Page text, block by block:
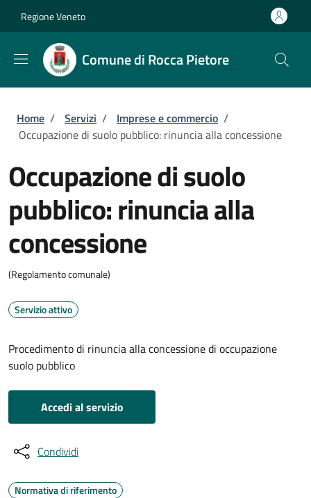
Regione Veneto
Comune di Rocca Pietore
Briciole di pane
Home / Servizi / Imprese e commercio /
Occupazione di suolo pubblico: rinuncia alla concessione
Occupazione di suolo
pubblico: rinuncia alla
concessione
(Regolamento comunale)
Servizio attivo
Procedimento di rinuncia alla concessione di occupazione
suolo pubblico
Accedi al servizio
Condividi
Normativa di riferimento